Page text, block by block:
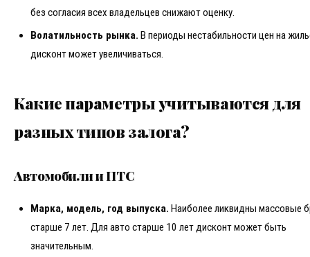
без согласия всех владельцев снижают оценку.
Волатильность рынка. В периоды нестабильности цен на
дисконт может увеличиваться.
Какие параметры учитываются для
разных типов залога?
Автомобили и ПТС
Марка, модель, год выпуска. Наиболее ликвидны массовые
старше 7 лет. Для авто старше 10 лет дисконт может быть
значительным.